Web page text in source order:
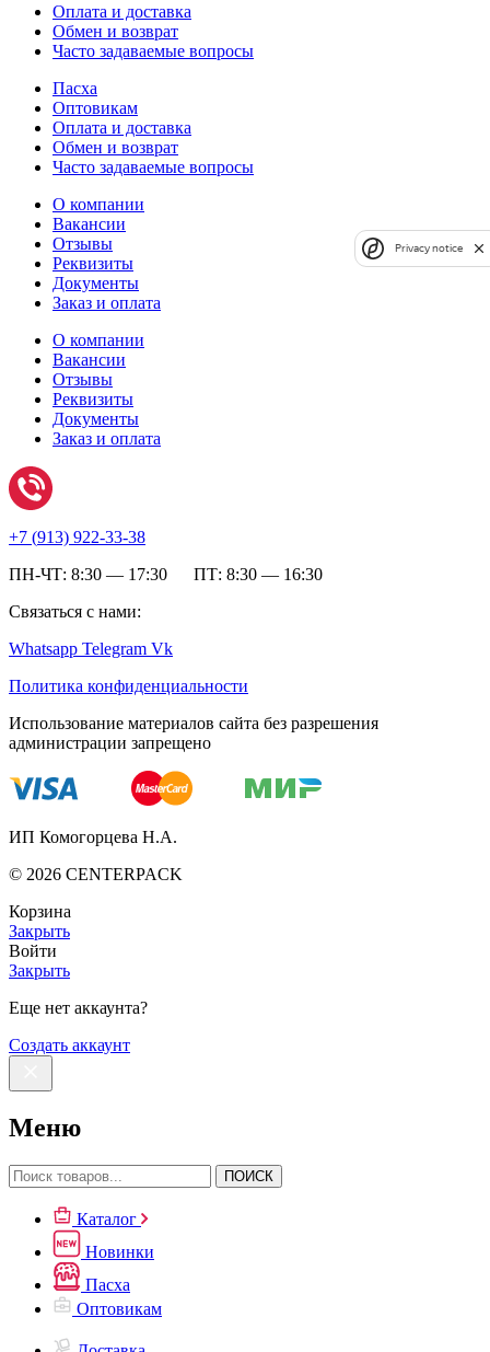
Оплата и доставка
Обмен и возврат
Часто задаваемые вопросы
Пасха
Оптовикам
Оплата и доставка
Обмен и возврат
Часто задаваемые вопросы
О компании
Вакансии
Отзывы
Реквизиты
Документы
Заказ и оплата
О компании
Вакансии
Отзывы
Реквизиты
Документы
Заказ и оплата
+7 (913) 922-33-38
ПН-ЧТ: 8:30 — 17:30 ПТ: 8:30 — 16:30
Связаться с нами:
Whatsapp Telegram Vk
Политика конфиденциальности
Использование материалов сайта без разрешения
администрации запрещено
ИП Комогорцева Н.А.
© 2026 CENTERPACK
Корзина
Закрыть
Войти
Закрыть
Еще нет аккаунта?
Создать аккаунт
Меню
ПОИСК
Каталог
Новинки
Пасха
Оптовикам
Privacy notice